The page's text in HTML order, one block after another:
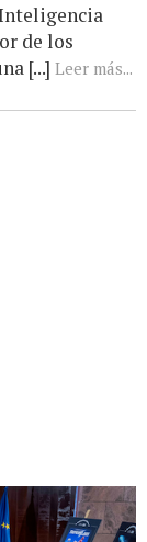
de los
[...] Leer más...